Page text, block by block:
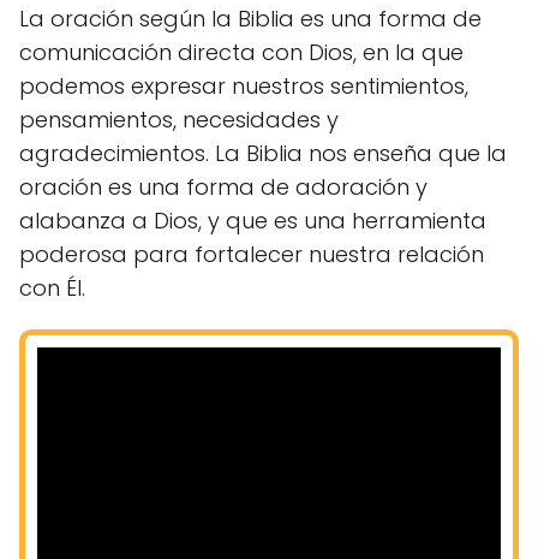
La oración según la Biblia es una forma de
comunicación directa con Dios, en la que
podemos expresar nuestros sentimientos,
pensamientos, necesidades y
agradecimientos. La Biblia nos enseña que la
oración es una forma de adoración y
alabanza a Dios, y que es una herramienta
poderosa para fortalecer nuestra relación
con Él.